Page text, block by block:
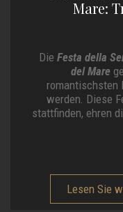
Mare:
Die Festa della
del Mare
romantischsten
werden. Diese
stattfinden, ehren
Lesen Sie